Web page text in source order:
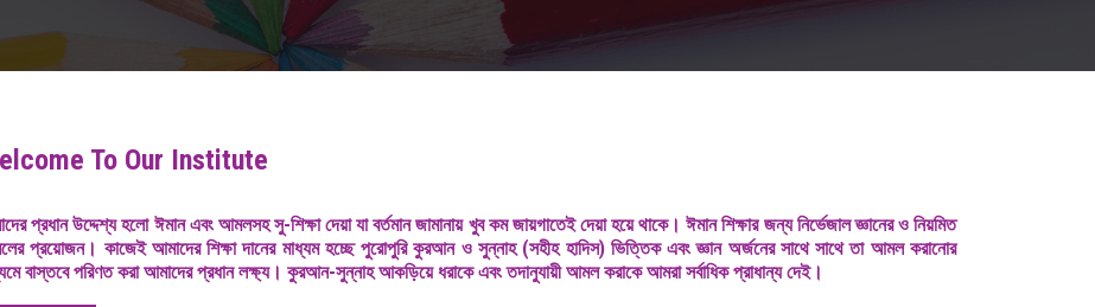
To Our Institute
প্রধান উদ্দেশ্য হলো ঈমান এবং আমলসহ সু-শিক্ষা দেয়া যা বর্তমান জামানায় খুব কম জায়গাতেই দেয়া হয়ে থাকে। ঈমান শিক্ষার জন্য নির্ভেজাল জ্ঞানের ও নিয়মিত
প্রয়োজন। কাজেই আমাদের শিক্ষা দানের মাধ্যম হচ্ছে পুরোপুরি কুরআন ও সুন্নাহ (সহীহ হাদিস) ভিত্তিক এবং জ্ঞান অর্জনের সাথে সাথে তা আমল করানোর
বাস্তবে পরিণত করা আমাদের প্রধান লক্ষ্য। কুরআন-সুন্নাহ আকড়িয়ে ধরাকে এবং তদানুযায়ী আমল করাকে আমরা সর্বাধিক প্রাধান্য দেই।